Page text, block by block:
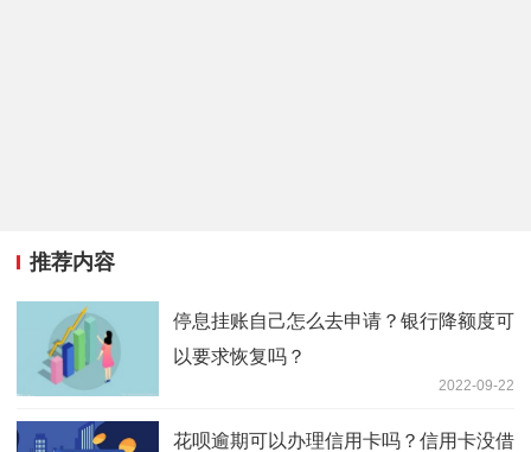
推荐内容
停息挂账自己怎么去申请？银行降额度可
以要求恢复吗？
2022-09-22
花呗逾期可以办理信用卡吗？信用卡没借